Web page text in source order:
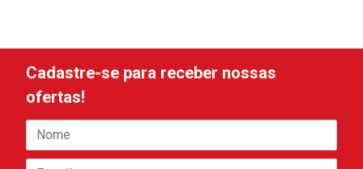
Cadastre-se para receber nossas
ofertas!